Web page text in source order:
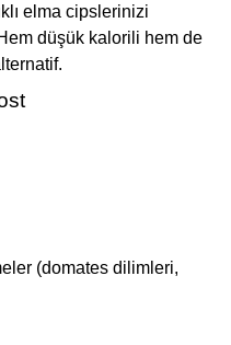
elma cipslerinizi
düşük kalorili hem de
(domates dilimleri,